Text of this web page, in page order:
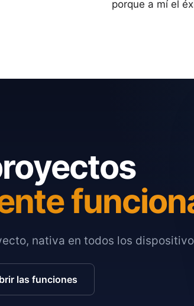
porque a mí el
nativa en todos los
las funciones